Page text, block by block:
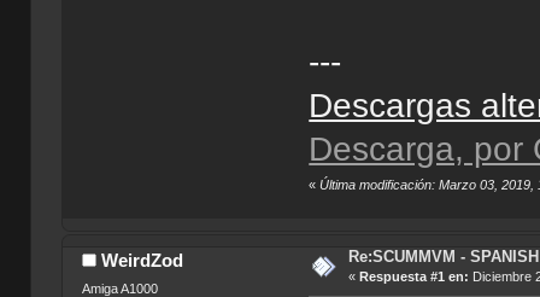
---
Descargas
Descarga, por
«Última modificación: Marzo 03, 2019,
WeirdZod
Amiga A1000
Re:SCUMMVM -
« Respuesta #1 en: Diciembre